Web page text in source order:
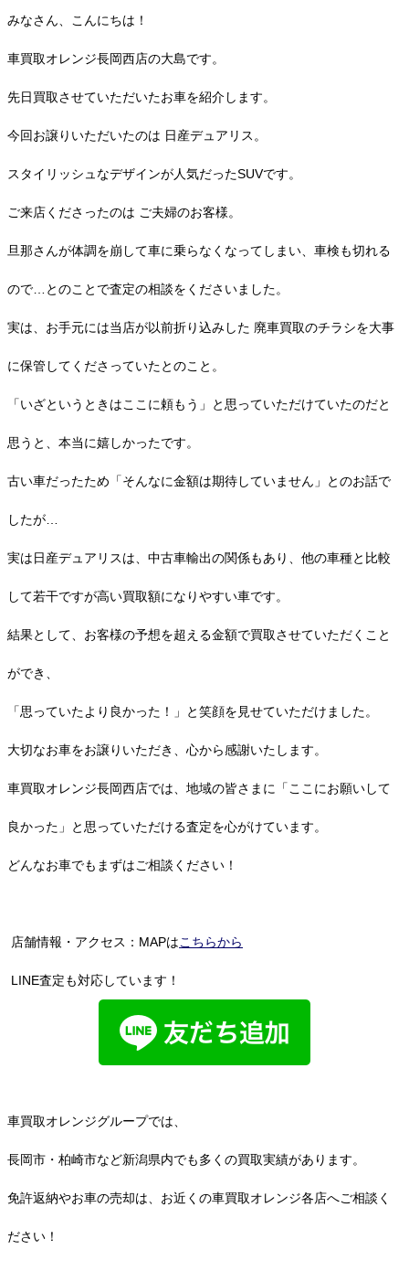
みなさん、こんにちは！
車買取オレンジ長岡西店の大島です。
先日買取させていただいたお車を紹介します。
今回お譲りいただいたのは 日産デュアリス。
スタイリッシュなデザインが人気だったSUVです。
ご来店くださったのは ご夫婦のお客様。
旦那さんが体調を崩して車に乗らなくなってしまい、車検も切れる
ので…とのことで査定の相談をくださいました。
実は、お手元には当店が以前折り込みした 廃車買取のチラシを大事
に保管してくださっていたとのこと。
「いざというときはここに頼もう」と思っていただけていたのだと
思うと、本当に嬉しかったです。
古い車だったため「そんなに金額は期待していません」とのお話で
したが…
実は日産デュアリスは、中古車輸出の関係もあり、他の車種と比較
して若干ですが高い買取額になりやすい車です。
結果として、お客様の予想を超える金額で買取させていただくこと
ができ、
「思っていたより良かった！」と笑顔を見せていただけました。
大切なお車をお譲りいただき、心から感謝いたします。
車買取オレンジ長岡西店では、地域の皆さまに「ここにお願いして
良かった」と思っていただける査定を心がけています。
どんなお車でもまずはご相談ください！
店舗情報・アクセス：MAPはこちらから
LINE査定も対応しています！
車買取オレンジグループでは、
長岡市・柏崎市など新潟県内でも多くの買取実績があります。
免許返納やお車の売却は、お近くの車買取オレンジ各店へご相談く
ださい！